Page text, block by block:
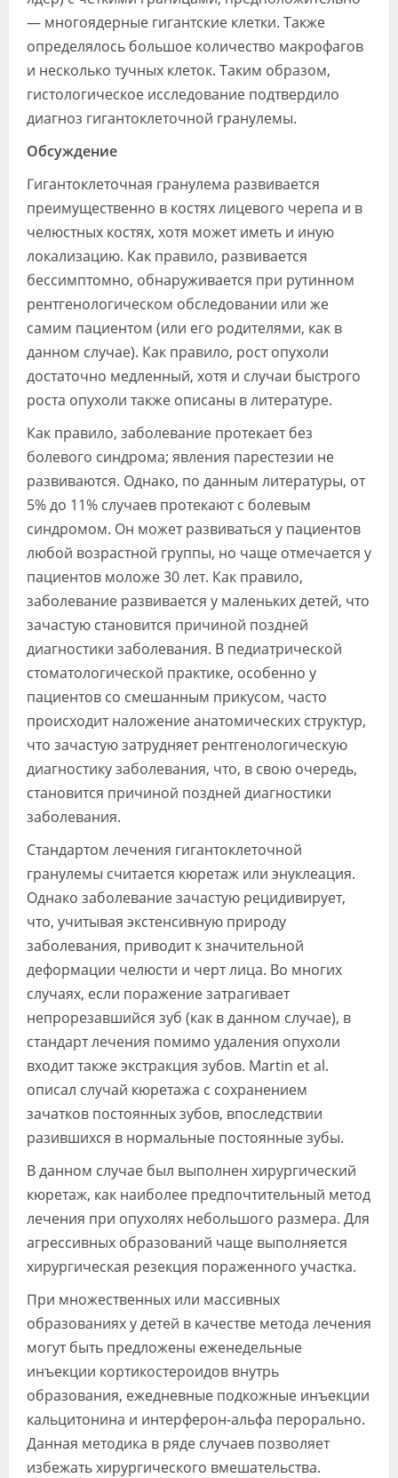
— многоядерные гигантские клетки. Также
определялось большое количество макрофагов
и несколько тучных клеток. Таким образом,
гистологическое исследование подтвердило
диагноз гигантоклеточной гранулемы.
Обсуждение
Гигантоклеточная гранулема развивается
преимущественно в костях лицевого черепа и в
челюстных костях, хотя может иметь и иную
локализацию. Как правило, развивается
бессимптомно, обнаруживается при рутинном
рентгенологическом обследовании или же
самим пациентом (или его родителями, как в
данном случае). Как правило, рост опухоли
достаточно медленный, хотя и случаи быстрого
роста опухоли также описаны в литературе.
Как правило, заболевание протекает без
болевого синдрома; явления парестезии не
развиваются. Однако, по данным литературы, от
5% до 11% случаев протекают с болевым
синдромом. Он может развиваться у пациентов
любой возрастной группы, но чаще отмечается у
пациентов моложе 30 лет. Как правило,
заболевание развивается у маленьких детей, что
зачастую становится причиной поздней
диагностики заболевания. В педиатрической
стоматологической практике, особенно у
пациентов со смешанным прикусом, часто
происходит наложение анатомических структур,
что зачастую затрудняет рентгенологическую
диагностику заболевания, что, в свою очередь,
становится причиной поздней диагностики
заболевания.
Стандартом лечения гигантоклеточной
гранулемы считается кюретаж или энуклеация.
Однако заболевание зачастую рецидивирует,
что, учитывая экстенсивную природу
заболевания, приводит к значительной
деформации челюсти и черт лица. Во многих
случаях, если поражение затрагивает
непрорезавшийся зуб (как в данном случае), в
стандарт лечения помимо удаления опухоли
входит также экстракция зубов. Martin et al.
описал случай кюретажа с сохранением
зачатков постоянных зубов, впоследствии
разившихся в нормальные постоянные зубы.
В данном случае был выполнен хирургический
кюретаж, как наиболее предпочтительный метод
лечения при опухолях небольшого размера. Для
агрессивных образований чаще выполняется
хирургическая резекция пораженного участка.
При множественных или массивных
образованиях у детей в качестве метода лечения
могут быть предложены еженедельные
инъекции кортикостероидов внутрь
образования, ежедневные подкожные инъекции
кальцитонина и интерферон-альфа перорально.
Данная методика в ряде случаев позволяет
избежать хирургического вмешательства.